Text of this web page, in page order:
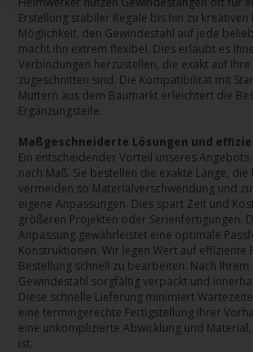
Erstellung stabiler Regale bis hin zu
Möglichkeit, den Gewindestahl auf jede
macht ihn extrem flexibel. Dies erlaubt es
Verbindungen herzustellen, die exakt auf
zugeschnitten sind. Die Kompatibilität mit
Muttern aus dem Baumarkt erleichtert die
Ergänzungsteile.
Maßgeschneiderte Lösungen und
Ein entscheidender Vorteil unseres
nach Maß. Sie bestellen die exakte Länge,
vermeiden so Materialverschwendung und
eigene Anpassungen. Dies spart Zeit und
größeren Projekten oder Serienfertigungen.
Anpassung gewährleistet eine optimale
Konstruktionen. Wir legen Wert auf effiziente
Bestellung schnell zu bearbeiten. Nach
Gewindestahl sorgfältig verpackt und
Diese schnelle Lieferung minimiert
eine termingerechte Fertigstellung Ihrer
eine unkomplizierte Abwicklung und
ist.